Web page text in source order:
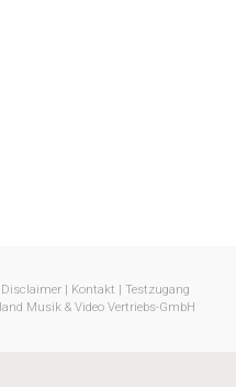
Disclaimer| Kontakt
Testzugang
Musik & Video Vertriebs-GmbH